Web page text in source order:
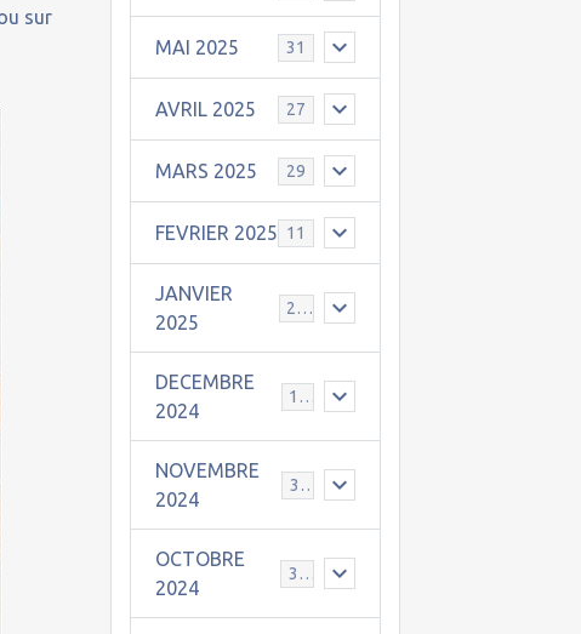
sur
MAI 2025 31
AVRIL 2025 27
MARS 2025 29
FEVRIER 2025 11
JANVIER
2025
25
DECEMBRE
2024
19
NOVEMBRE
2024
30
OCTOBRE
2024
31